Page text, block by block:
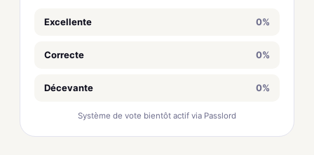
Excellente 0%
Correcte 0%
Décevante 0%
Système de vote bientôt actif via Passlord